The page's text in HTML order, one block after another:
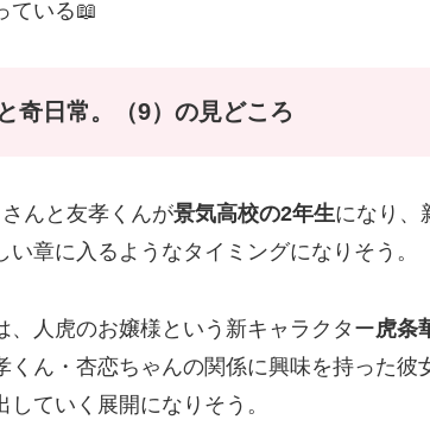
ている📖
奇日常。（9）の見どころ
んと友孝くんが景気高校の2年生になり、
い章に入るようなタイミングになりそう。
、人虎のお嬢様という新キャラクター虎条
くん・杏恋ちゃんの関係に興味を持った彼
していく展開になりそう。